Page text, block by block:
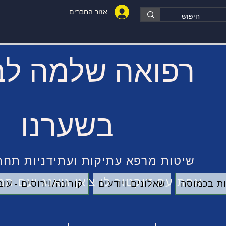
אזור החברים
רפואה שלמה
בשערנו
שיטות מרפא עתיקות ועתידניות
אחת עם דוקטור לו צ'אן גואנג ועם
בכמוסה שאלונים ויודעים קורונה/וירוסים -